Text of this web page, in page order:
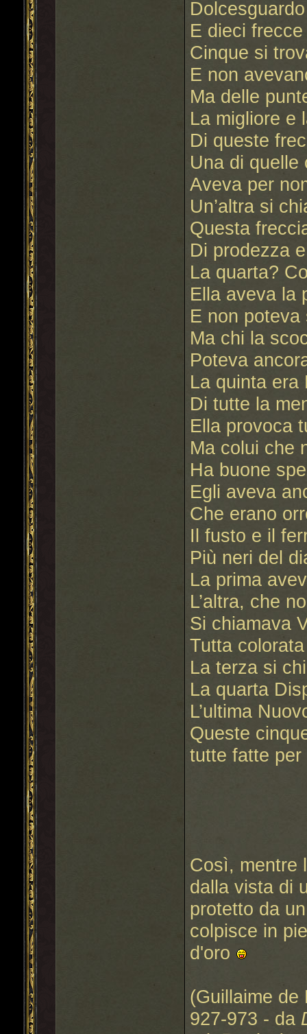
E dieci
Cinque si
E non
Ma delle
La migliore e
Di queste
Una di quelle
Aveva per
Un’altra si
Questa
Di prodezza
La quarta?
Ella aveva la
E non
Ma chi la
Poteva
La quinta era
Di tutte la
Ella provoca
Ma colui che
Ha buone
Egli aveva
Che erano
Il fusto e il
Più neri del
La prima
L’altra, che
Si chiamava
Tutta
La terza si
La quarta
L’ultima
Queste
tutte fatte per
Così, mentre
dalla vista di
protetto da
colpisce in
d'oro
(Guillaime
927-973 - da